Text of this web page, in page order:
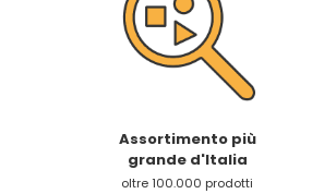
Assortimento più
grande d'Italia
oltre 100.000 prodotti